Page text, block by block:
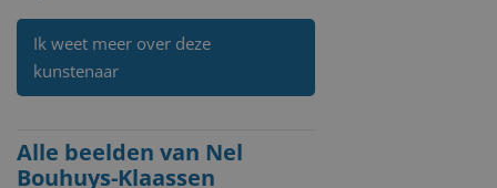
Ik weet meer over deze
kunstenaar
Alle beelden van Nel
Bouhuys-Klaassen